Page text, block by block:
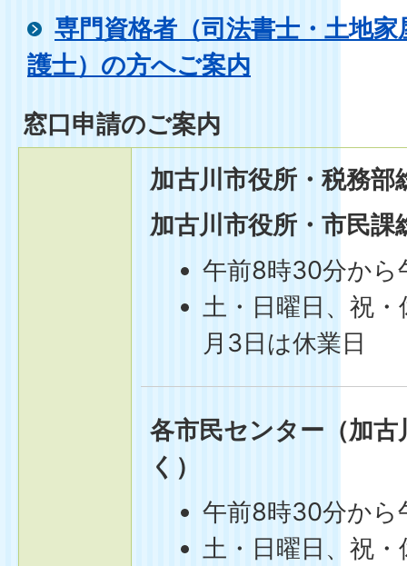
専門資格者（司法書士・土地
護士）の方へご案内
窓口申請のご案内
加古川市役所・税務
加古川市役所・市民課
午前8時30分から
土・日曜日、祝
月3日は休業日
各市民センター（加
く）
午前8時30分から
土・日曜日、祝